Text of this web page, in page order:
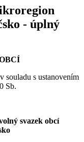
- úplný
souladu s ustanovením
Sb.
svazek obcí